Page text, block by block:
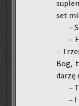
set
–
–
–
Bog,
darzę
–
–